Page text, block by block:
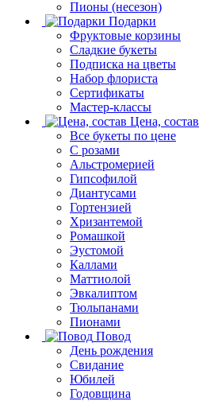
Пионы (несезон)
Подарки
Фруктовые корзины
Сладкие букеты
Подписка на цветы
Набор флориста
Сертификаты
Мастер-классы
Цена, состав
Все букеты по цене
С розами
Альстромерией
Гипсофилой
Диантусами
Гортензией
Хризантемой
Ромашкой
Эустомой
Каллами
Маттиолой
Эвкалиптом
Тюльпанами
Пионами
Повод
День рождения
Свидание
Юбилей
Годовщина